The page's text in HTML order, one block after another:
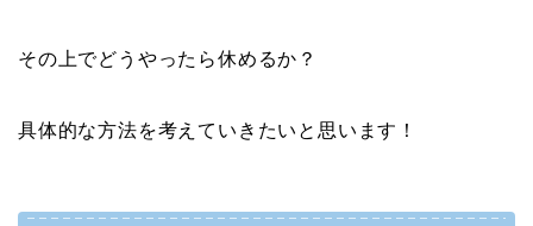
その上でどうやったら休めるか？
具体的な方法を考えていきたいと思います！